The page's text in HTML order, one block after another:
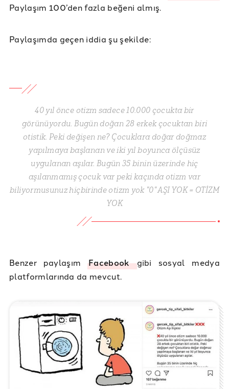
Paylaşım 100’den fazla beğeni almış.
Paylaşımda geçen iddia şu şekilde:
40 yıl önce otizm sadece 10.000 çocukta bir
görünüyordu. Bugün doğan 28 erkek çocuktan biri
otistik. Peki değişen ne? Çocuklara doğar doğmaz
yapılmaya başlanan ve iki yıl boyunca ölçüsüz
uygulanan aşılar. Bugün 35 binin üzerinde hiç
aşılanmamış çocuk var peki kaçında otizm var
biliyormusunuz hiçbirinde otizm yok "0" AŞI YOK = OTİZM
YOK
Benzer paylaşımFacebookgibi sosyal medya
platformlarında da mevcut.